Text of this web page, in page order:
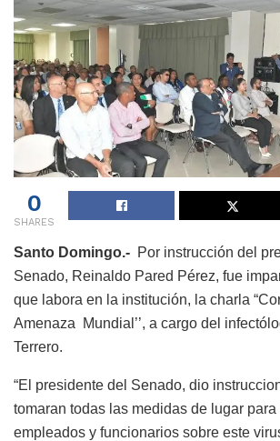
0
SHARES
Santo Domingo.- Por instrucción del
Senado, Reinaldo Pared Pérez, fue
que labora en la institución, la charla
Amenaza Mundial’’, a cargo del
Terrero.
“El presidente del Senado, dio
tomaran todas las medidas de lugar
empleados y funcionarios sobre este